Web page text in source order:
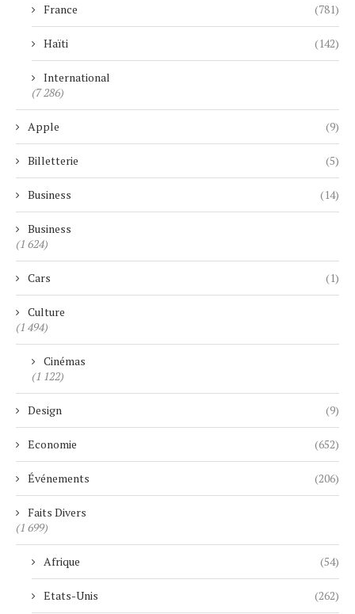
France (781)
Haïti (142)
International
(7 286)
Apple (9)
Billetterie (5)
Business (14)
Business
(1 624)
Cars (1)
Culture
(1 494)
Cinémas
(1 122)
Design (9)
Economie (652)
Événements (206)
Faits Divers
(1 699)
Afrique (54)
Etats-Unis (262)